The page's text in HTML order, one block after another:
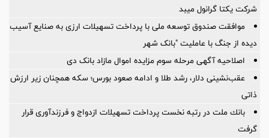
شرکت یکتا گرانول میبد
موافقت صندوق توسعه ملی با پرداخت تسهیلات ارزی به صنایع آسیب
دیده از جنگ با عاملیت "بانک شهر
اصلاحیه آگهی مرحله سوم مزایده اموال مازاد بانک دی
عقب‌نشینی دلار، رشد طلا و ادامه صعود بورس؛ سکه همچنان زیر ارزش
ذاتی
بانك ملت در رتبه نخست پرداخت تسهیلات ازدواج و فرزندآوری قرار
گرفت